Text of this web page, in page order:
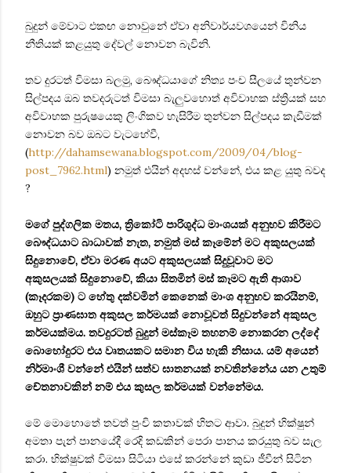
බුදුන් මේවාට එකඟ නොවුනේ ඒවා අනිවාර්යවශයෙන් විනිය
නීතියක් කළයුතු දේවල් නොවන බැවිනි.
තව දුරටත් විමසා බලමු, බෞද්ධයාගේ නිත්‍ය පංච සීලයේ තුන්වන
සිල්පදය ඔබ තවදරුටත් විමසා බැලුවහොත් අවිවාහක ස්ත්‍රියක් සහ
අවිවාහක පුරුෂයෙකු ලිංගිකව හැසිරීම තුන්වන සිල්පදය කැඩීමක්
නොවන බව ඔබට වැටහේවී,
(http://dahamsewana.blogspot.com/2009/04/blog-
post_7962.html) නමුත් එයින් අදහස් වන්නේ, එය කළ යුතු බවද
?
මගේ පුද්ගලික මතය, ත්‍රිකෝටි පාරිශුද්ධ මාංශයක් අනුභව කිරීමට
බෞද්ධයාට බාධාවක් නැත, නමුත් මස් කෑමේන් මට අකුසලයක්
සිදුනොවේ, ඒවා මරණ අයට අකුසලයක් සිදුවූවාට මට
අකුසලයක් සිදුනොවේ, කියා සිතමින් මස් කෑමට ඇති ආශාව
(කෑදරකම) ට හේතු දක්වමින් කෙනෙක් මාංශ අනුභව කරයිනම්,
ඔහුට ප්‍රාණඝාත අකුසල කර්මයක් නොවූවත් සිදුවන්නේ අකුසල
කර්මයක්මය. තවදුරටත් බුදුන් මස්කෑම තහනම් නොකරන ලද්දේ
බොහෝදුරට එය වෘතයකට සමාන විය හැකි නිසාය. යම් අයෙන්
නිර්මාංශී වන්නේ එයින් සත්ව ඝාතනයක් නවතින්නේය යන උතුම්
චේතනාවකින් නම් එය කුසල කර්මයක් වන්නේමය.
මේ මොහොතේ තවත් පුංචි කතාවක් හිතට ආවා. බුදුන් භික්ෂුන්
අමතා පැන් පානයේදී රෙදි කඩකින් පෙරා පානය කරයුතු බව සැල
කරා. භික්ෂුවක් විමසා සිටියා එසේ කරන්නේ කුඩා ජීවීන් සිටින